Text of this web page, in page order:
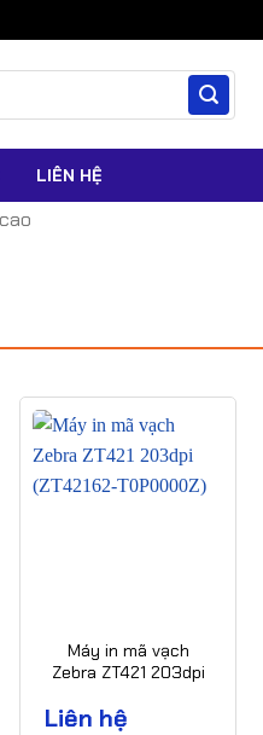
LIÊN HỆ
Máy in mã vạch
Zebra ZT421 203dpi
Liên hệ